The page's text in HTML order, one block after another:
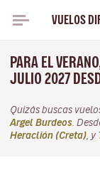
VUELOS
PARA EL
JULIO 2027
Quizás buscas
Argel Burdeos .
Heraclión (Creta) , y